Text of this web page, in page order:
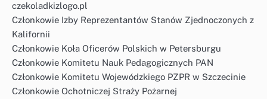
czekoladkizlogo.pl
Członkowie Izby Reprezentantów Stanów Zjednoczonych z
Kalifornii
Członkowie Koła Oficerów Polskich w Petersburgu
Członkowie Komitetu Nauk Pedagogicznych PAN
Członkowie Komitetu Wojewódzkiego PZPR w Szczecinie
Członkowie Ochotniczej Straży Pożarnej